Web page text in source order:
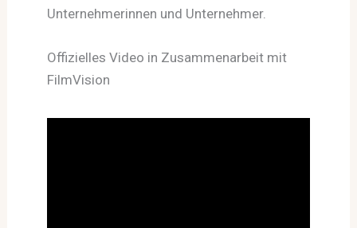
Unternehmerinnen und Unternehmer.
Offizielles Video in Zusammenarbeit mit
FilmVision